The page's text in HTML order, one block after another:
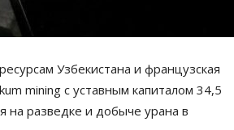
Узбекистана и французская
mining с уставным капиталом 34,5
на разведке и добыче урана в